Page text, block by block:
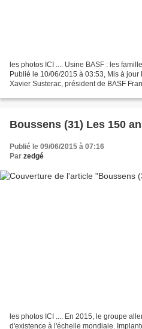
les photos ICI .... Usine BASF : les
Publié le 10/06/2015 à 03:53, Mis à
Xavier Susterac, président de BASF
Boussens (31) Les 150
Publié le 09/06/2015 à 07:16
Par zedgé
les photos ICI .... En 2015, le groupe
d'existence à l'échelle mondiale.